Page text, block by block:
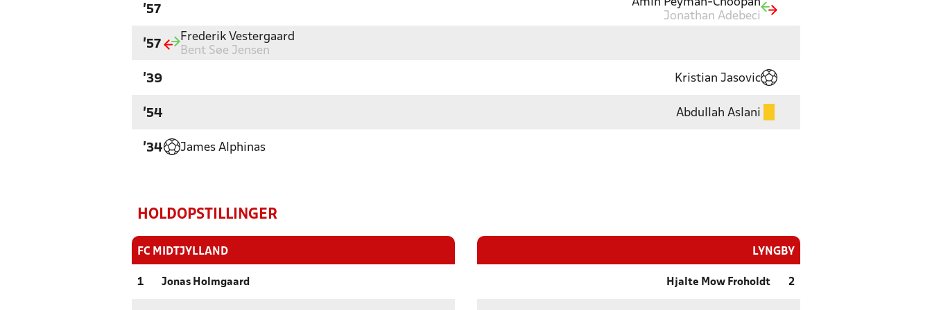
'57
Jonathan Adebeci
'57
Frederik Vestergaard
Bent Søe Jensen
'39 Kristian Jasovic
'54 Abdullah Aslani
'34 James Alphinas
HOLDOPSTILLINGER
FC MIDTJYLLAND
1 Jonas Holmgaard
LYNGBY
Hjalte Mow Froholdt 2